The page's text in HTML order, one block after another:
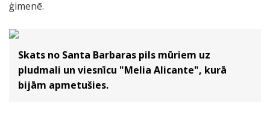
ģimenē.
Skats no Santa Barbaras pils mūriem uz
pludmali un viesnīcu "Melia Alicante", kurā
bijām apmetušies.